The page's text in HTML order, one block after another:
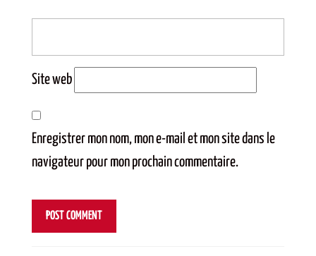
Site web
Enregistrer mon nom, mon e-mail et mon site dans le
navigateur pour mon prochain commentaire.